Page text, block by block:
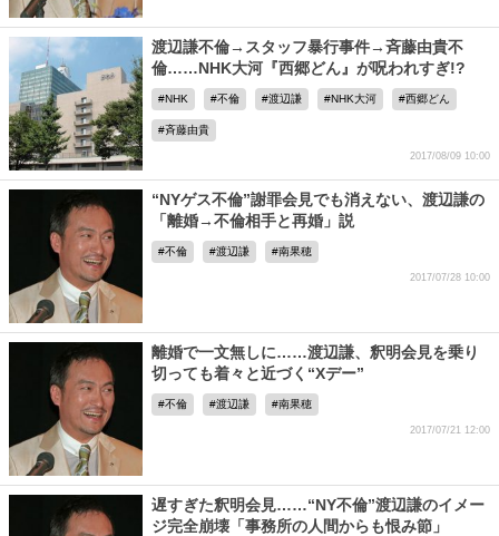
渡辺謙不倫→スタッフ暴行事件→斉藤由貴不
倫……NHK大河『西郷どん』が呪われすぎ!?
NHK 不倫 渡辺謙 NHK大河 西郷どん
斉藤由貴
2017/08/09 10:00
“NYゲス不倫”謝罪会見でも消えない、渡辺謙の
「離婚→不倫相手と再婚」説
不倫 渡辺謙 南果穂
2017/07/28 10:00
離婚で一文無しに……渡辺謙、釈明会見を乗り
切っても着々と近づく“Xデー”
不倫 渡辺謙 南果穂
2017/07/21 12:00
遅すぎた釈明会見……“NY不倫”渡辺謙のイメー
ジ完全崩壊「事務所の人間からも恨み節」